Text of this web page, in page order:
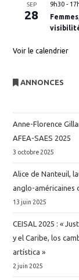
SEP
28
9h30 -
Voir le calendrier
ANNONCES
Anne-Florence
AFEA-SAES 2025
3 octobre 2025
Alice de Nanteuil,
anglo-américaines
13 juin 2025
CEISAL 2025 : «
y el Caribe, los
artística »
2 juin 2025